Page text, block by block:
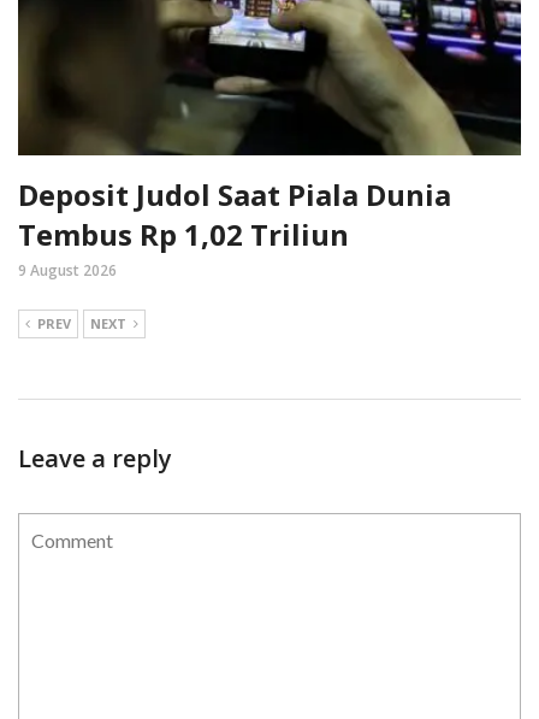
Deposit Judol Saat Piala Dunia
Tembus Rp 1,02 Triliun
9 August 2026
PREV NEXT
Leave a reply